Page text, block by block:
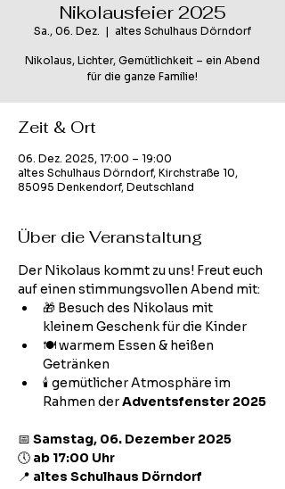
Nikolausfeier 2025
Sa., 06. Dez.
  |
altes Schulhaus Dörndorf
Nikolaus, Lichter, Gemütlichkeit – ein Abend
für die ganze Familie!
Zeit & Ort
06. Dez. 2025, 17:00 – 19:00
altes Schulhaus Dörndorf, Kirchstraße 10,
85095 Denkendorf, Deutschland
Über die Veranstaltung
Der Nikolaus kommt zu uns! Freut euch
auf einen stimmungsvollen Abend mit:
🎁 Besuch des Nikolaus mit
kleinem Geschenk für die Kinder
🍽️ warmem Essen & heißen
Getränken
🕯️ gemütlicher Atmosphäre im
Rahmen der Adventsfenster 2025
📅 Samstag, 06. Dezember 2025
🕔 ab 17:00 Uhr
📍 altes Schulhaus Dörndorf